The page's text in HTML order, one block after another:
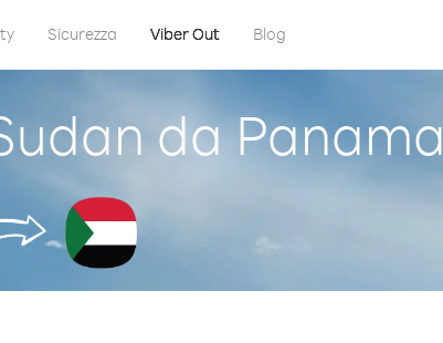
Sicurezza Viber Out Blog
da Panama